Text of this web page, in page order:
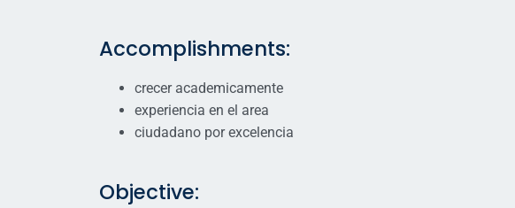
Accomplishments:
crecer academicamente
experiencia en el area
ciudadano por excelencia
Objective: